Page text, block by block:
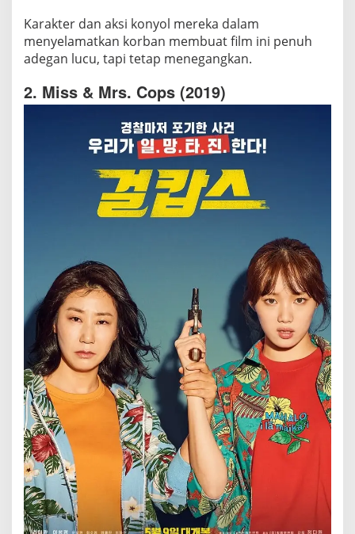
Karakter dan aksi konyol mereka dalam
menyelamatkan korban membuat film ini penuh
adegan lucu, tapi tetap menegangkan.
2. Miss & Mrs. Cops (2019)